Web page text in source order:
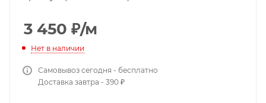
3 450 ₽/м
Нет в наличии
Самовывоз сегодня - бесплатно
Доставка завтра - 390 ₽